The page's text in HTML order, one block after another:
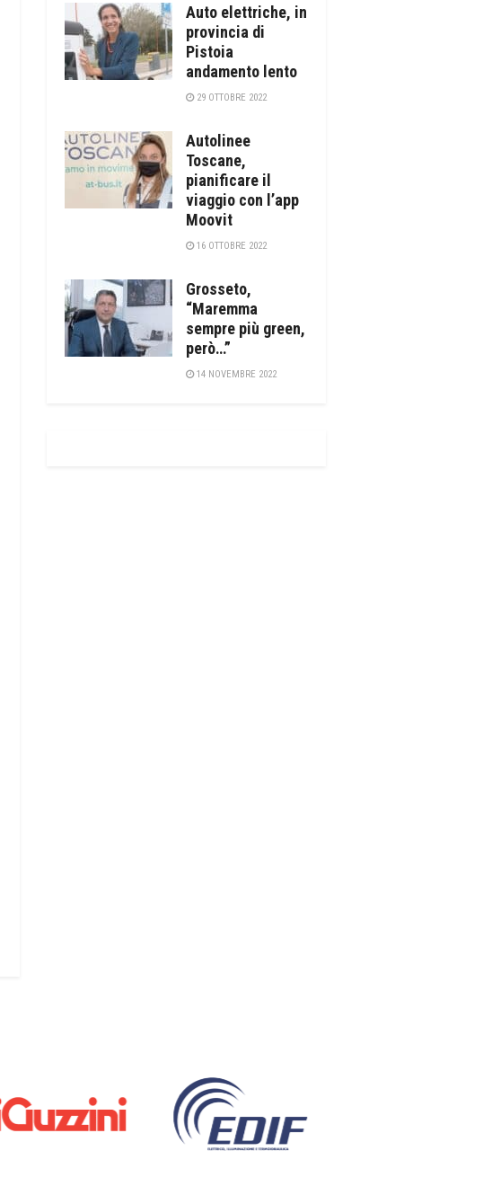
Auto elettriche, in
provincia di
Pistoia
andamento lento
29 OTTOBRE 2022
Autolinee
Toscane,
pianificare il
viaggio con l’app
Moovit
16 OTTOBRE 2022
Grosseto,
“Maremma
sempre più green,
però…”
14 NOVEMBRE 2022